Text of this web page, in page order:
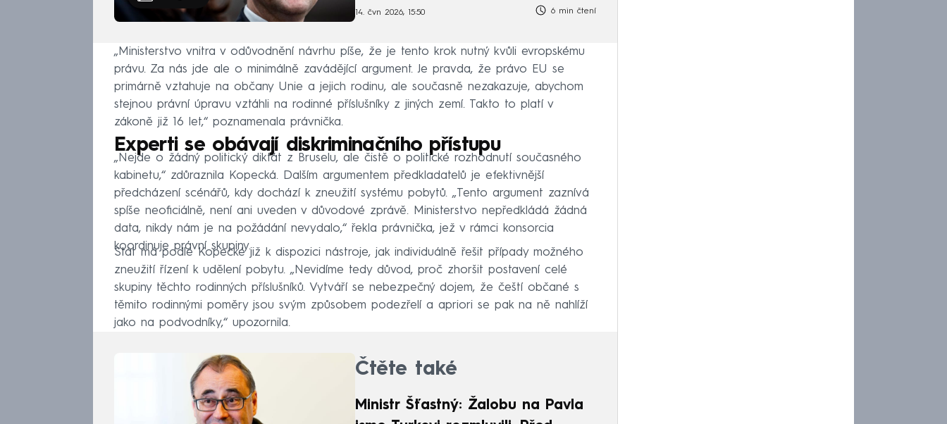
14. čvn 2026, 15:50 6 min čtení
„Ministerstvo vnitra v odůvodnění návrhu píše, že je tento krok nutný kvůli evropskému
právu. Za nás jde ale o minimálně zavádějící argument. Je pravda, že právo EU se
primárně vztahuje na občany Unie a jejich rodinu, ale současně nezakazuje, abychom
stejnou právní úpravu vztáhli na rodinné příslušníky z jiných zemí. Takto to platí v
zákoně již 16 let,“ poznamenala právnička.
Experti se obávají diskriminačního přístupu
„Nejde o žádný politický diktát z Bruselu, ale čistě o politické rozhodnutí současného
kabinetu,“ zdůraznila Kopecká. Dalším argumentem předkladatelů je efektivnější
předcházení scénářů, kdy dochází k zneužití systému pobytů. „Tento argument zaznívá
spíše neoficiálně, není ani uveden v důvodové zprávě. Ministerstvo nepředkládá žádná
data, nikdy nám je na požádání nevydalo,“ řekla právnička, jež v rámci konsorcia
koordinuje právní skupiny.
Stát má podle Kopecké již k dispozici nástroje, jak individuálně řešit případy možného
zneužití řízení k udělení pobytu. „Nevidíme tedy důvod, proč zhoršit postavení celé
skupiny těchto rodinných příslušníků. Vytváří se nebezpečný dojem, že čeští občané s
těmito rodinnými poměry jsou svým způsobem podezřelí a apriori se pak na ně nahlíží
jako na podvodníky,“ upozornila.
Čtěte také
Ministr Šťastný: Žalobu na Pavla